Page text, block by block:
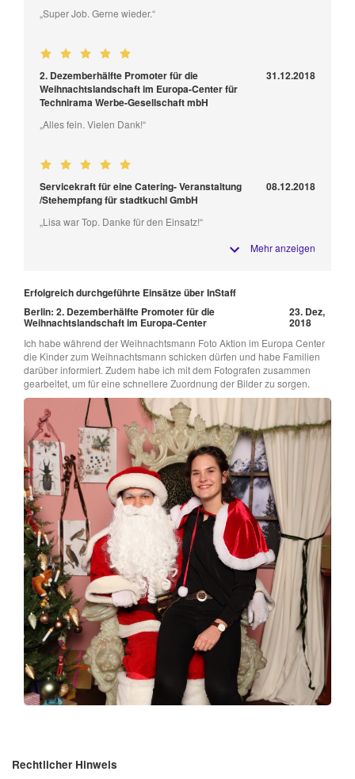
„Super Job. Gerne wieder.“
2. Dezemberhälfte Promoter für die
Weihnachtslandschaft im Europa-Center für
Technirama Werbe-Gesellschaft mbH
31.12.2018
„Alles fein. Vielen Dank!“
Servicekraft für eine Catering- Veranstaltung
/Stehempfang für stadtkuchl GmbH
08.12.2018
„Lisa war Top. Danke für den Einsatz!“
Mehr anzeigen
Erfolgreich durchgeführte Einsätze über InStaff
Berlin: 2. Dezemberhälfte Promoter für die
Weihnachtslandschaft im Europa-Center
23. Dez,
2018
Ich habe während der Weihnachtsmann Foto Aktion im Europa Center
die Kinder zum Weihnachtsmann schicken dürfen und habe Familien
darüber informiert. Zudem habe ich mit dem Fotografen zusammen
gearbeitet, um für eine schnellere Zuordnung der Bilder zu sorgen.
Rechtlicher Hinweis